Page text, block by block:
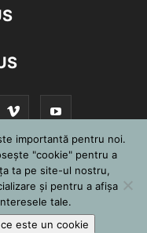
importantă pentru noi.
"cookie" pentru a
ta pe site-ul nostru,
şi pentru a afişa
tale.
este un cookie